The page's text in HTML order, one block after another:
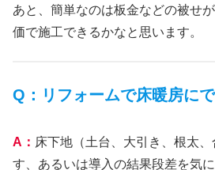
あと、簡単なのは板金などの被せ
価で施工できるかなと思います。
Q：リフォームで床暖房に
A： 床下地（土台、大引き、根太
す、あるいは導入の結果段差を気